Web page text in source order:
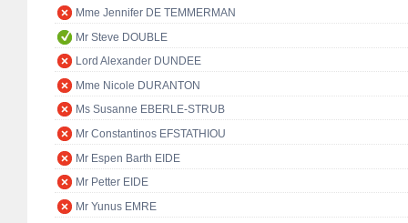
Mme Jennifer DE TEMMERMAN
Mr Steve DOUBLE
Lord Alexander DUNDEE
Mme Nicole DURANTON
Ms Susanne EBERLE-STRUB
Mr Constantinos EFSTATHIOU
Mr Espen Barth EIDE
Mr Petter EIDE
Mr Yunus EMRE